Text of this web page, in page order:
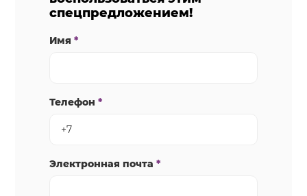
спецпредложением!
Имя*
Телефон*
Электронная почта*